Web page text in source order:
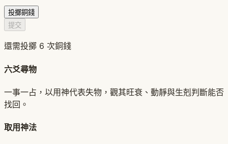
投擲銅錢
提交
還需投擲 6 次銅錢
六爻尋物
一事一占，以用神代表失物，觀其旺衰、動靜與生剋判斷能否
找回。
取用神法